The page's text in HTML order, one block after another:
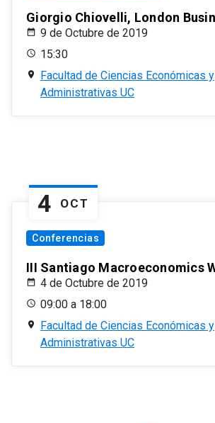
Giorgio Chiovelli, London
9 de Octubre de 2019
15:30
Facultad de Ciencias Económicas y
Administrativas UC
4 OCT
Conferencias
III Santiago Macroeconomics
4 de Octubre de 2019
09:00 a 18:00
Facultad de Ciencias Económicas y
Administrativas UC